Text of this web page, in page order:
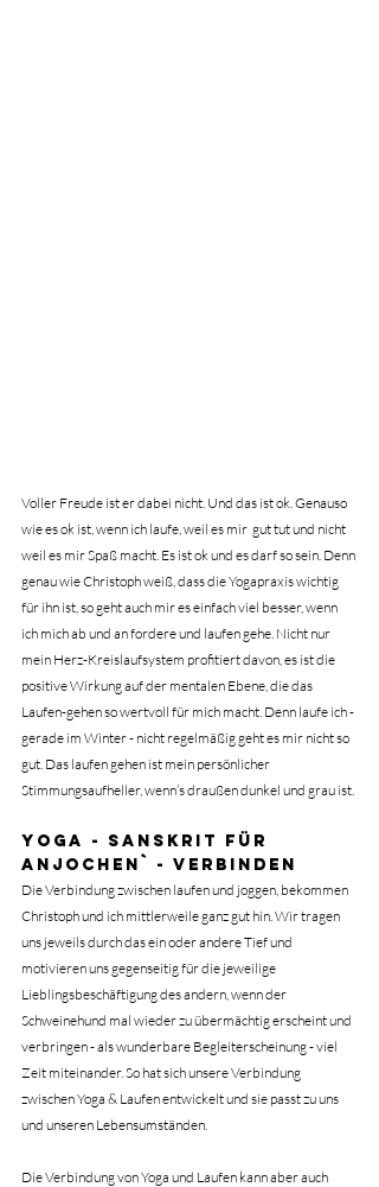
Voller Freude ist er dabei nicht. Und das ist ok. Genauso
wie es ok ist, wenn ich laufe, weil es mir  gut tut und nicht
weil es mir Spaß macht. Es ist ok und es darf so sein. Denn
genau wie Christoph weiß, dass die Yogapraxis wichtig
für ihn ist, so geht auch mir es einfach viel besser, wenn
ich mich ab und an fordere und laufen gehe. Nicht nur
mein Herz-Kreislaufsystem profitiert davon, es ist die
positive Wirkung auf der mentalen Ebene, die das
Laufen-gehen so wertvoll für mich macht. Denn laufe ich -
gerade im Winter - nicht regelmäßig geht es mir nicht so
gut. Das laufen gehen ist mein persönlicher
Stimmungsaufheller, wenn’s draußen dunkel und grau ist.
Yoga - Sanskrit für
anjochen` - verbinden
Die Verbindung zwischen laufen und joggen, bekommen
Christoph und ich mittlerweile ganz gut hin. Wir tragen
uns jeweils durch das ein oder andere Tief und
motivieren uns gegenseitig für die jeweilige
Lieblingsbeschäftigung des andern, wenn der
Schweinehund mal wieder zu übermächtig erscheint und
verbringen - als wunderbare Begleiterscheinung - viel
Zeit miteinander. So hat sich unsere Verbindung
zwischen Yoga & Laufen entwickelt und sie passt zu uns
und unseren Lebensumständen.
Die Verbindung von Yoga und Laufen kann aber auch